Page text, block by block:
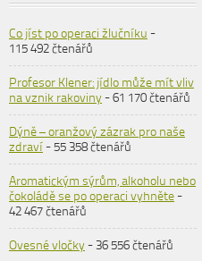
Co jíst po operaci žlučníku -
115 492 čtenářů
Profesor Klener: jídlo může mít vliv
na vznik rakoviny- 61 170 čtenářů
Dýně – oranžový zázrak pro naše
zdraví- 55 358 čtenářů
Aromatickým sýrům, alkoholu nebo
čokoládě se po operaci vyhněte-
42 467 čtenářů
Ovesné vločky- 36 556 čtenářů